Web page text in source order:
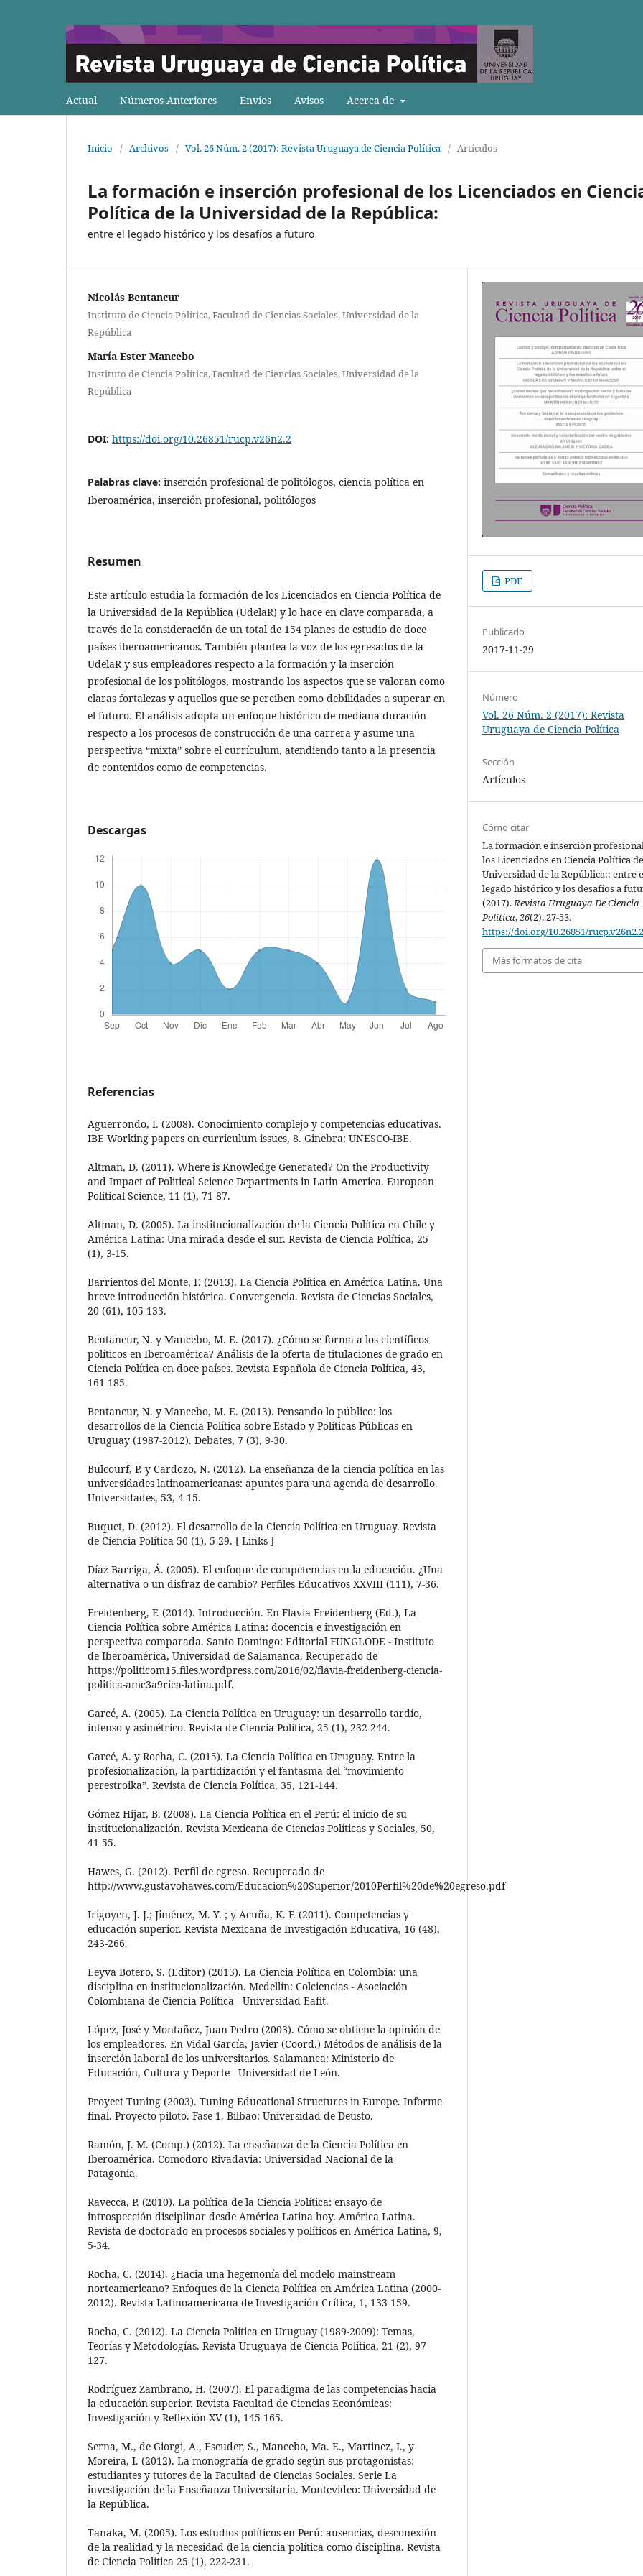
Actual Números Anteriores Envíos Avisos Acerca de
Inicio / Archivos / Vol. 26 Núm. 2 (2017): Revista Uruguaya de Ciencia Política / Artículos
La formación e inserción profesional de los Licenciados en
Política de la Universidad de la República:
entre el legado histórico y los desafíos a futuro
Nicolás Bentancur
Instituto de Ciencia Política, Facultad de Ciencias Sociales, Universidad de la
República
María Ester Mancebo
Instituto de Ciencia Política, Facultad de Ciencias Sociales, Universidad de la
República
DOI: https://doi.org/10.26851/rucp.v26n2.2
Palabras clave: inserción profesional de politólogos, ciencia política en
Iberoamérica, inserción profesional, politólogos
Resumen
Este artículo estudia la formación de los Licenciados en Ciencia Política de
la Universidad de la República (UdelaR) y lo hace en clave comparada, a
través de la consideración de un total de 154 planes de estudio de doce
países iberoamericanos. También plantea la voz de los egresados de la
UdelaR y sus empleadores respecto a la formación y la inserción
profesional de los politólogos, mostrando los aspectos que se valoran como
claras fortalezas y aquellos que se perciben como debilidades a superar en
el futuro. El análisis adopta un enfoque histórico de mediana duración
respecto a los procesos de construcción de una carrera y asume una
perspectiva “mixta” sobre el currículum, atendiendo tanto a la presencia
de contenidos como de competencias.
Descargas
Referencias
Aguerrondo, I. (2008). Conocimiento complejo y competencias educativas.
IBE Working papers on curriculum issues, 8. Ginebra: UNESCO-IBE.
Altman, D. (2011). Where is Knowledge Generated? On the Productivity
and Impact of Political Science Departments in Latin America. European
Political Science, 11 (1), 71-87.
Altman, D. (2005). La institucionalización de la Ciencia Política en Chile y
América Latina: Una mirada desde el sur. Revista de Ciencia Política, 25
(1), 3-15.
Barrientos del Monte, F. (2013). La Ciencia Política en América Latina. Una
breve introducción histórica. Convergencia. Revista de Ciencias Sociales,
20 (61), 105-133.
Bentancur, N. y Mancebo, M. E. (2017). ¿Cómo se forma a los científicos
políticos en Iberoamérica? Análisis de la oferta de titulaciones de grado en
Ciencia Política en doce países. Revista Española de Ciencia Política, 43,
161-185.
Bentancur, N. y Mancebo, M. E. (2013). Pensando lo público: los
desarrollos de la Ciencia Política sobre Estado y Políticas Públicas en
Uruguay (1987-2012). Debates, 7 (3), 9-30.
Bulcourf, P. y Cardozo, N. (2012). La enseñanza de la ciencia política en las
universidades latinoamericanas: apuntes para una agenda de desarrollo.
Universidades, 53, 4-15.
Buquet, D. (2012). El desarrollo de la Ciencia Política en Uruguay. Revista
de Ciencia Política 50 (1), 5-29. [ Links ]
Díaz Barriga, Á. (2005). El enfoque de competencias en la educación. ¿Una
alternativa o un disfraz de cambio? Perfiles Educativos XXVIII (111), 7-36.
Freidenberg, F. (2014). Introducción. En Flavia Freidenberg (Ed.), La
Ciencia Política sobre América Latina: docencia e investigación en
perspectiva comparada. Santo Domingo: Editorial FUNGLODE - Instituto
de Iberoamérica, Universidad de Salamanca. Recuperado de
https://politicom15.files.wordpress.com/2016/02/flavia-freidenberg-ciencia-
politica-amc3a9rica-latina.pdf.
Garcé, A. (2005). La Ciencia Política en Uruguay: un desarrollo tardío,
intenso y asimétrico. Revista de Ciencia Política, 25 (1), 232-244.
Garcé, A. y Rocha, C. (2015). La Ciencia Política en Uruguay. Entre la
profesionalización, la partidización y el fantasma del “movimiento
perestroika”. Revista de Ciencia Política, 35, 121-144.
Gómez Hijar, B. (2008). La Ciencia Política en el Perú: el inicio de su
institucionalización. Revista Mexicana de Ciencias Políticas y Sociales, 50,
41-55.
Hawes, G. (2012). Perfil de egreso. Recuperado de
http://www.gustavohawes.com/Educacion%20Superior/2010Perfil%20de%20egreso.pdf
Irigoyen, J. J.; Jiménez, M. Y. ; y Acuña, K. F. (2011). Competencias y
educación superior. Revista Mexicana de Investigación Educativa, 16 (48),
243-266.
Leyva Botero, S. (Editor) (2013). La Ciencia Política en Colombia: una
disciplina en institucionalización. Medellín: Colciencias - Asociación
Colombiana de Ciencia Política - Universidad Eafit.
López, José y Montañez, Juan Pedro (2003). Cómo se obtiene la opinión de
los empleadores. En Vidal García, Javier (Coord.) Métodos de análisis de la
inserción laboral de los universitarios. Salamanca: Ministerio de
Educación, Cultura y Deporte - Universidad de León.
Proyect Tuning (2003). Tuning Educational Structures in Europe. Informe
final. Proyecto piloto. Fase 1. Bilbao: Universidad de Deusto.
Ramón, J. M. (Comp.) (2012). La enseñanza de la Ciencia Política en
Iberoamérica. Comodoro Rivadavia: Universidad Nacional de la
Patagonia.
Ravecca, P. (2010). La política de la Ciencia Política: ensayo de
introspección disciplinar desde América Latina hoy. América Latina.
Revista de doctorado en procesos sociales y políticos en América Latina, 9,
5-34.
Rocha, C. (2014). ¿Hacia una hegemonía del modelo mainstream
norteamericano? Enfoques de la Ciencia Política en América Latina (2000-
2012). Revista Latinoamericana de Investigación Crítica, 1, 133-159.
Rocha, C. (2012). La Ciencia Política en Uruguay (1989-2009): Temas,
Teorías y Metodologías. Revista Uruguaya de Ciencia Política, 21 (2), 97-
127.
Rodríguez Zambrano, H. (2007). El paradigma de las competencias hacia
la educación superior. Revista Facultad de Ciencias Económicas:
Investigación y Reflexión XV (1), 145-165.
Serna, M., de Giorgi, A., Escuder, S., Mancebo, Ma. E., Martinez, I., y
Moreira, I. (2012). La monografía de grado según sus protagonistas:
estudiantes y tutores de la Facultad de Ciencias Sociales. Serie La
investigación de la Enseñanza Universitaria. Montevideo: Universidad de
la República.
Tanaka, M. (2005). Los estudios políticos en Perú: ausencias, desconexión
de la realidad y la necesidad de la ciencia política como disciplina. Revista
de Ciencia Política 25 (1), 222-231.
PDF
Publicado
2017-11-29
Número
Vol. 26 Núm. 2 (2017): Revista
Uruguaya de Ciencia Política
Sección
Artículos
Cómo citar
La formación e inserción
los Licenciados en Ciencia Política
Universidad de la República:: entre
legado histórico y los desafíos a
(2017).Revista Uruguaya De Ciencia
Política,26(2), 27-53.
https://doi.org/10.26851/rucp.v26n2.2
Más formatos de cita